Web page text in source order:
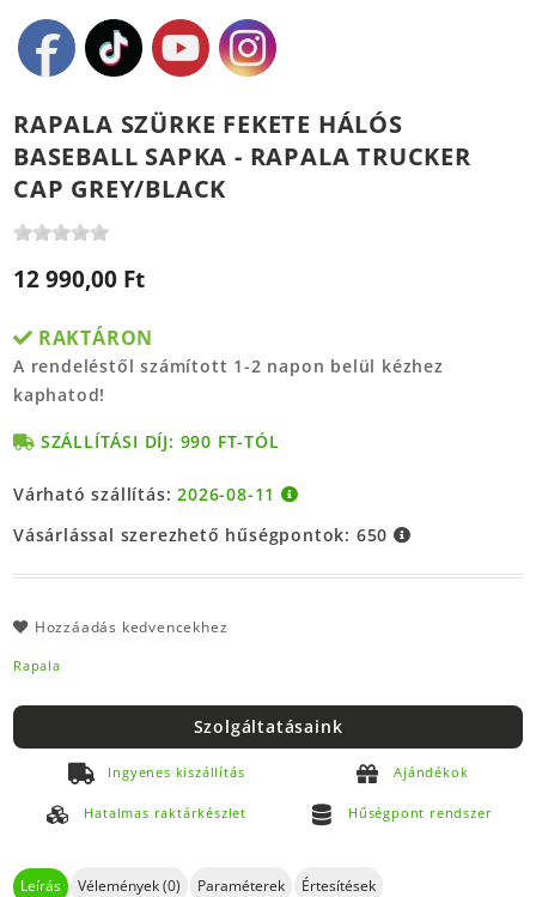
RAPALA SZÜRKE FEKETE HÁLÓS
BASEBALL SAPKA - RAPALA TRUCKER
CAP GREY/BLACK
12 990,00 Ft
RAKTÁRON
A rendeléstől számított 1-2 napon belül kézhez
kaphatod!
SZÁLLÍTÁSI DÍJ: 990 FT-TÓL
Várható szállítás:2026-08-11
Vásárlással szerezhető hűségpontok: 650
Hozzáadás kedvencekhez
Rapala
Szolgáltatásaink
Ingyenes kiszállítás Ajándékok
Hatalmas raktárkészlet Hűségpont rendszer
Leírás Vélemények (0) Paraméterek Értesítések